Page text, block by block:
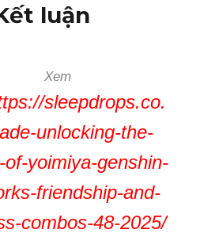
luận
Xem
sleepdrops.co.
unlocking-the-
of-yoimiya-genshin-
friendship-and-
combos-48-2025/